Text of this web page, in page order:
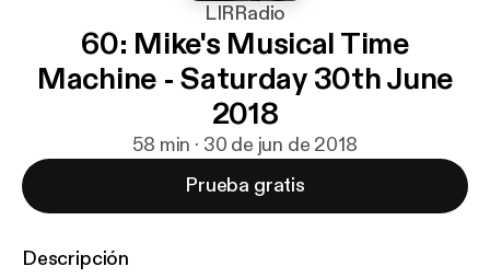
LIRRadio
60: Mike's Musical Time
Machine - Saturday 30th June
2018
58 min · 30 de jun de 2018
Prueba gratis
Descripción